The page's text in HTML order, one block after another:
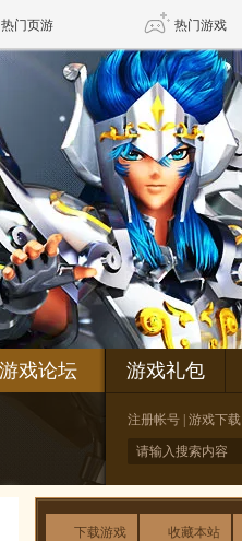
热门页游 热门游戏
DNF 传奇4
天堂 剑网3旗舰版 新天龙八部
王权与自由 诛仙世界 新仙侠5
游戏论坛 游戏礼包
注册帐号 游戏下载
下载游戏 收藏本站